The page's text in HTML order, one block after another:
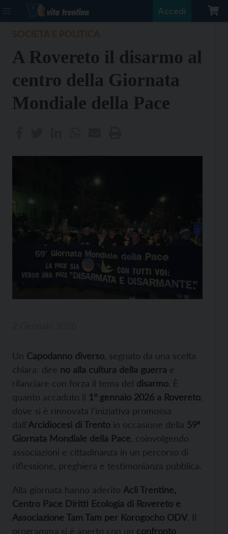
Accedi
A Rovereto il disarmo al
centro della Giornata
Mondiale della Pace
Un Capodanno diverso , segnato da una scelta
chiara: dire no alla cultura della guerra e
rilanciare con forza il tema del disarmo. È
quanto accaduto il 1° gennaio 2026 a Rovereto
dove si è rinnovata l’iniziativa promossa
dall’Arcidiocesi di Trento in occasione della 59ª
Giornata Mondiale della Pace , coinvolgendo
associazioni e cittadinanza in un percorso di
riflessione, preghiera e testimonianza pubblica.
Alla giornata hanno aderito Acli Trentine,
Centro Pace Diritti Ecologia di Rovereto e
Associazione Tam Tam per Korogocho ODV. Il
programma si è aperto con un confronto